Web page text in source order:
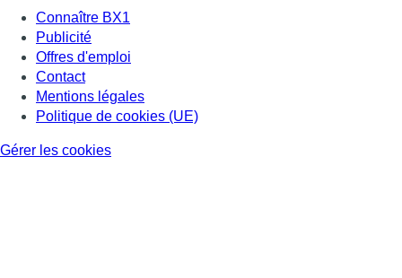
Connaître BX1
Publicité
Offres d'emploi
Contact
Mentions légales
Politique de cookies (UE)
Gérer les cookies